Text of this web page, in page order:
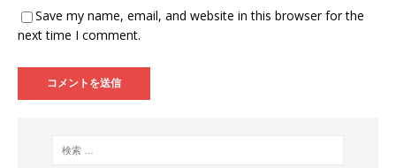
Save my name, email, and website in this browser for the
next time I comment.